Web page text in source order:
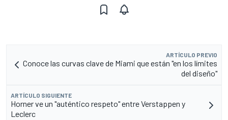
ARTÍCULO PREVIO
Conoce las curvas clave de Miami que están "en los límites
del diseño"
ARTÍCULO SIGUIENTE
Horner ve un "auténtico respeto" entre Verstappen y
Leclerc